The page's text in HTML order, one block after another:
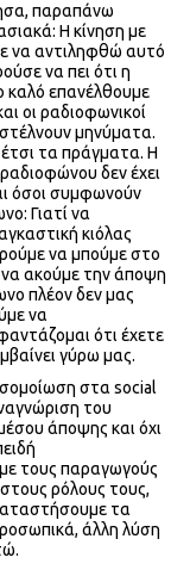
παραπάνω
Η κίνηση με
να αντιληφθώ αυτό
να πει ότι η
καλό επανέλθουμε
οι ραδιοφωνικοί
μηνύματα.
έτσι τα πράγματα. Η
δεν έχει
όσοι συμφωνούν
Γιατί να
κιόλας
να μπούμε στο
να ακούμε την άποψη
πλέον δεν μας
να
ότι έχετε
γύρω μας.
στα social
του
άποψης και όχι
τους παραγωγούς
στους ρόλους τους,
τα
άλλη λύση